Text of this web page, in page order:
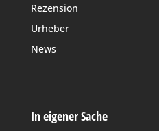
Rezension
Urheber
News
In eigener Sache